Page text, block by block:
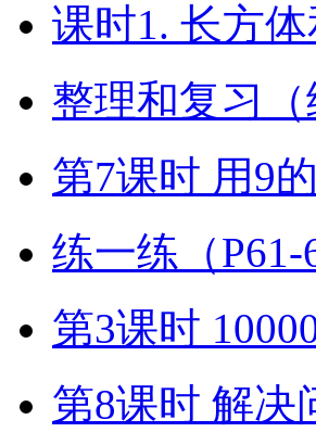
课时1. 长方
整理和复习
第7课时 用9
练一练（P61-
第3课时
第8课时 解决